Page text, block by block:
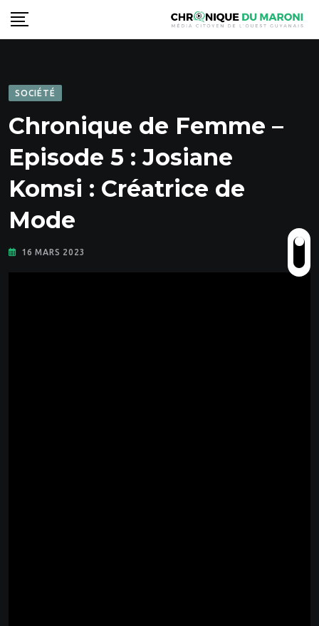
Skip
to
SOCIÉTÉ
Chronique de Femme –
Episode 5 : Josiane
Komsi : Créatrice de
Mode
16 MARS 2023